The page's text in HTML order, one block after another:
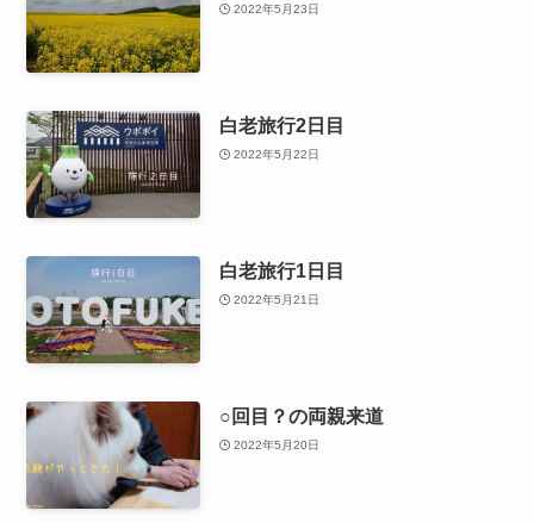
2022年5月23日
白老旅行2日目
2022年5月22日
白老旅行1日目
2022年5月21日
○回目？の両親来道
2022年5月20日